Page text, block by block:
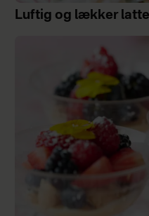
Luftig og lækker